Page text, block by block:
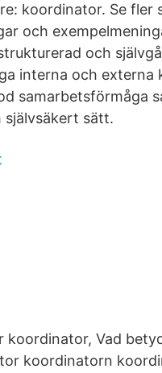
koordinator. Se fler
och
och
interna och externa
samarbetsförmåga
sätt.
Vad
koordinatorn